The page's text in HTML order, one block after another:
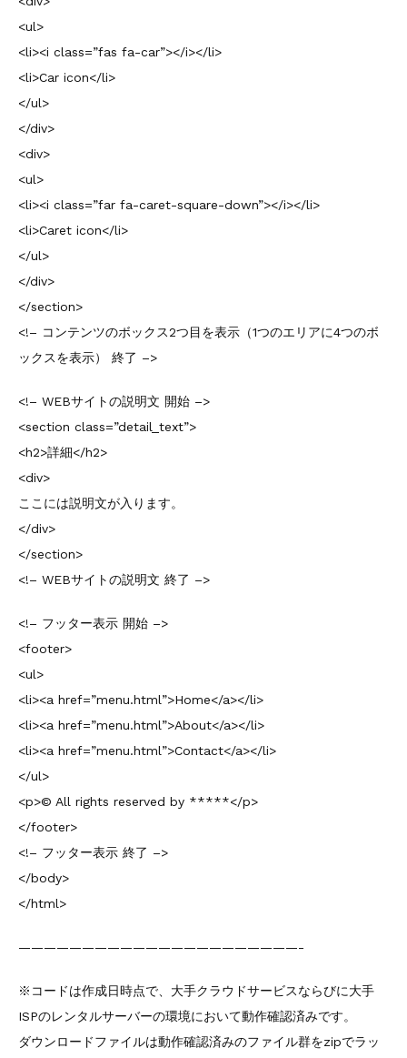
<ul>
<li><i class=”fas fa-car”></i></li>
<li>Car icon</li>
</ul>
</div>
<div>
<ul>
<li><i class=”far fa-caret-square-down”></i></li>
<li>Caret icon</li>
</ul>
</div>
</section>
<!– コンテンツのボックス2つ目を表示（1つのエリアに4つのボ
ックスを表示） 終了 –>
<!– WEBサイトの説明文 開始 –>
<section class=”detail_text”>
<h2>詳細</h2>
<div>
ここには説明文が入ります。
</div>
</section>
<!– WEBサイトの説明文 終了 –>
<!– フッター表示 開始 –>
<footer>
<ul>
<li><a href=”menu.html”>Home</a></li>
<li><a href=”menu.html”>About</a></li>
<li><a href=”menu.html”>Contact</a></li>
</ul>
<p>© All rights reserved by *****</p>
</footer>
<!– フッター表示 終了 –>
</body>
</html>
——————————————————————-
※コードは作成日時点で、大手クラウドサービスならびに大手
ISPのレンタルサーバーの環境において動作確認済みです。
ダウンロードファイルは動作確認済みのファイル群をzipでラッ